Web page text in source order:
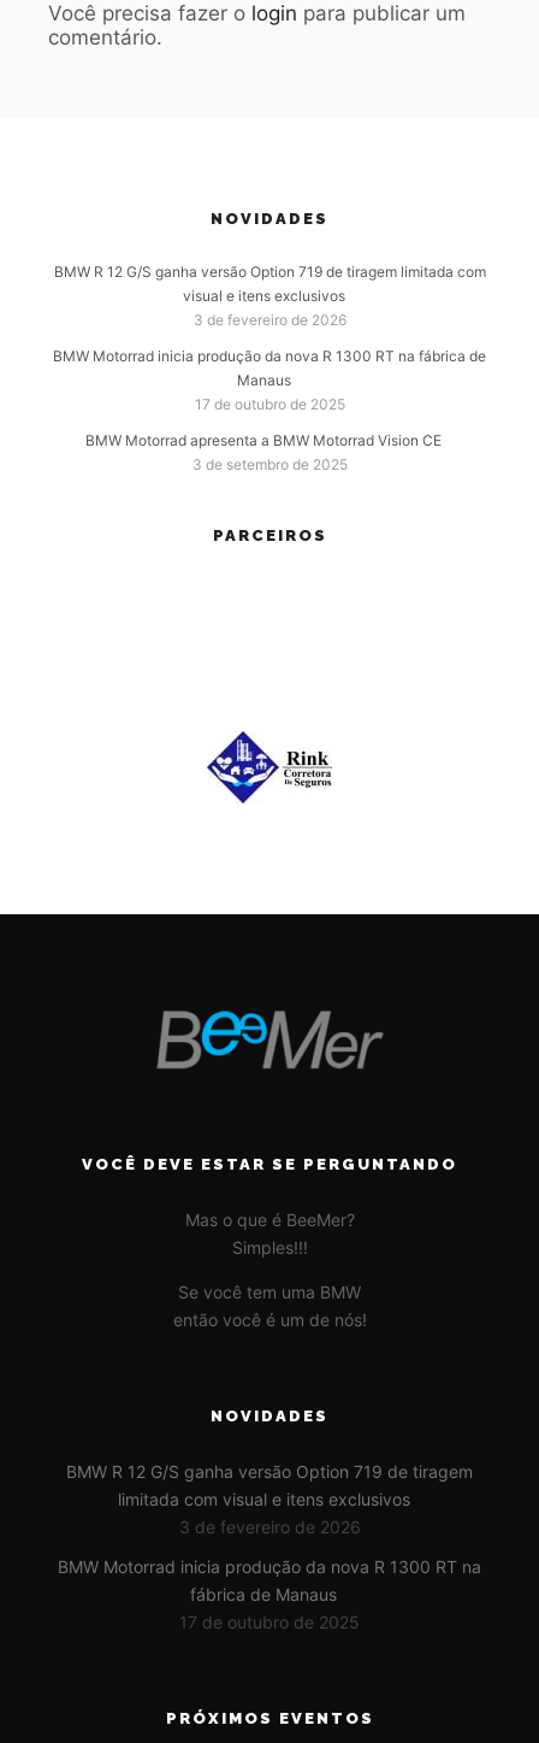
Você precisa fazer o login para publicar um
comentário.
NOVIDADES
BMW R 12 G/S ganha versão Option 719 de tiragem limitada com
visual e itens exclusivos
3 de fevereiro de 2026
BMW Motorrad inicia produção da nova R 1300 RT na fábrica de
Manaus
17 de outubro de 2025
BMW Motorrad apresenta a BMW Motorrad Vision CE
3 de setembro de 2025
PARCEIROS
VOCÊ DEVE ESTAR SE PERGUNTANDO
Mas o que é BeeMer?
Simples!!!
Se você tem uma BMW
então você é um de nós!
NOVIDADES
BMW R 12 G/S ganha versão Option 719 de tiragem
limitada com visual e itens exclusivos
3 de fevereiro de 2026
BMW Motorrad inicia produção da nova R 1300 RT na
fábrica de Manaus
17 de outubro de 2025
PRÓXIMOS EVENTOS